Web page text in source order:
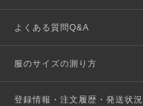
よくある質問Q&A
服のサイズの測り方
登録情報・注文履歴・発送状況